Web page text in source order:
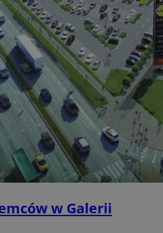
w Galerii